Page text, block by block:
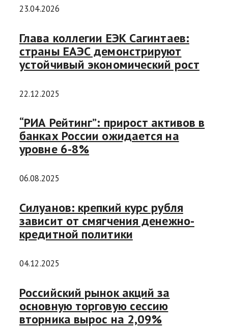
23.04.2026
Глава коллегии ЕЭК Сагинтаев:
страны ЕАЭС демонстрируют
устойчивый экономический рост
22.12.2025
“РИА Рейтинг”: прирост активов в
банках России ожидается на
уровне 6-8%
06.08.2025
Силуанов: крепкий курс рубля
зависит от смягчения денежно-
кредитной политики
04.12.2025
Российский рынок акций за
основную торговую сессию
вторника вырос на 2,09%